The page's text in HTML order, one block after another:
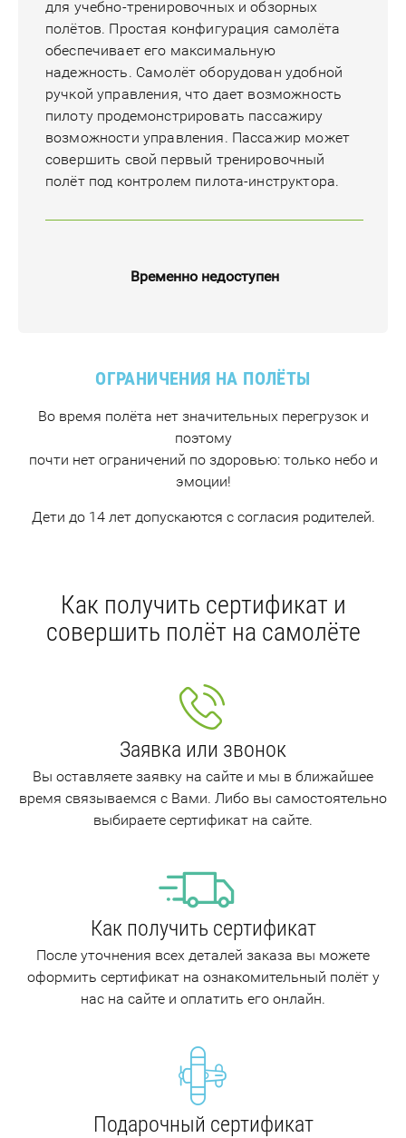
для учебно-тренировочных и обзорных
полётов. Простая конфигурация самолёта
обеспечивает его максимальную
надежность. Самолёт оборудован удобной
ручкой управления, что дает возможность
пилоту продемонстрировать пассажиру
возможности управления. Пассажир может
совершить свой первый тренировочный
полёт под контролем пилота-инструктора.
Временно недоступен
ОГРАНИЧЕНИЯ НА ПОЛЁТЫ
Во время полёта нет значительных перегрузок и
поэтому
почти нет ограничений по здоровью: только небо и
эмоции!
Дети до 14 лет допускаются с согласия родителей.
Как получить сертификат и
совершить полёт на самолёте
Заявка или звонок
Вы оставляете заявку на сайте и мы в ближайшее
время связываемся с Вами. Либо вы самостоятельно
выбираете сертификат на сайте.
Как получить сертификат
После уточнения всех деталей заказа вы можете
оформить сертификат на ознакомительный полёт у
нас на сайте и оплатить его онлайн.
Подарочный сертификат